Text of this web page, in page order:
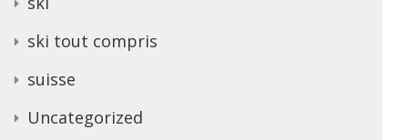
ski tout compris
suisse
Uncategorized